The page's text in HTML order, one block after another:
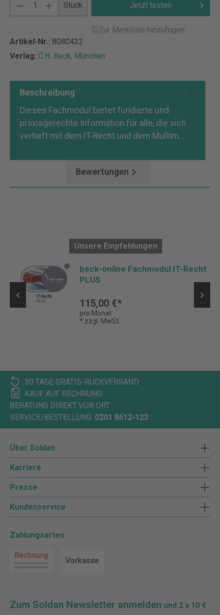
Stück Jetzt testen
Zur Merkliste hinzufügen
Artikel-Nr.: 8080432
Verlag: C.H. Beck, München
Beschreibung
Dieses Fachmodul bietet fundierte und
praxisgerechte Information für alle, die sich
vertieft mit dem IT-Recht und dem Multim…
Bewertungen
Unsere Empfehlungen
beck-online Fachmodul IT-Recht
PLUS
115,00 €*
pro Monat
* zzgl. MwSt.
30 TAGE GRATIS-RÜCKVERSAND
KAUF AUF RECHNUNG
BERATUNG DIREKT VOR ORT
SERVICE/BESTELLUNG: 0201 8612-123
Über Soldan
Karriere
Presse
Kundenservice
Zahlungsarten
Zum Soldan Newsletter anmelden und 2 x 10 €